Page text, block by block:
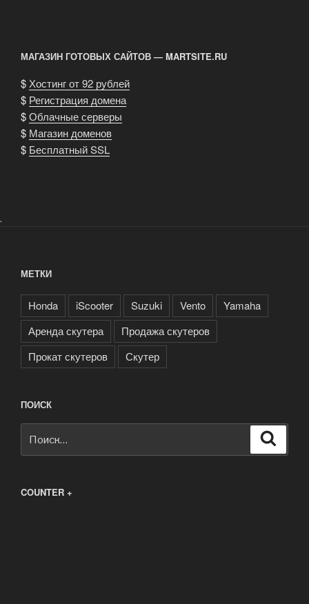
МАГАЗИН ГОТОВЫХ САЙТОВ — MARTSITE.RU
$ Хостинг от 92 рублей
$ Регистрация домена
$Облачные серверы
$ Магазин доменов
$ Бесплатный SSL
.
МЕТКИ
Honda iScooter Suzuki Vento
Yamaha
Аренда скутера
Продажа скутеров
Прокат скутеров
Скутер
ПОИСК
COUNTER +